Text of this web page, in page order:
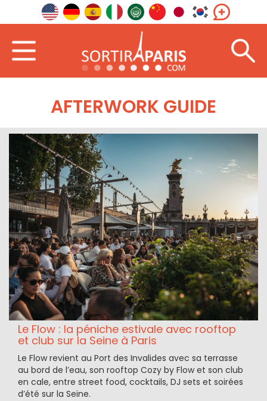
AFTERWORK GUIDE
Le Flow : la péniche estivale avec rooftop
et club sur la Seine à Paris
Le Flow revient au Port des Invalides avec sa terrasse
au bord de l’eau, son rooftop Cozy by Flow et son club
en cale, entre street food, cocktails, DJ sets et soirées
d’été sur la Seine.